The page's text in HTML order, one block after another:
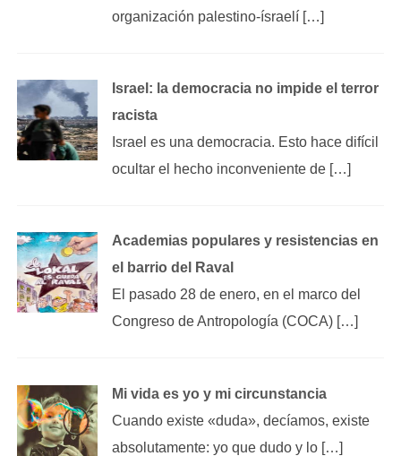
organización palestino-ísraelí […]
Israel: la democracia no impide el terror
racista
Israel es una democracia. Esto hace difícil
ocultar el hecho inconveniente de […]
Academias populares y resistencias en
el barrio del Raval
El pasado 28 de enero, en el marco del
Congreso de Antropología (COCA) […]
Mi vida es yo y mi circunstancia
Cuando existe «duda», decíamos, existe
absolutamente: yo que dudo y lo […]